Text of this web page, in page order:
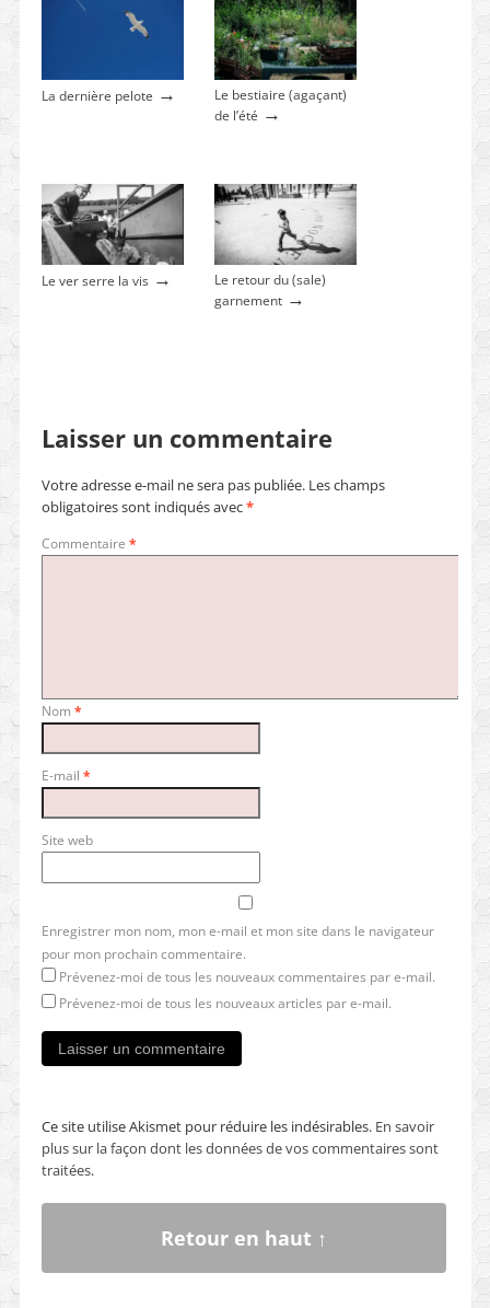
La dernière pelote →
Le bestiaire (agaçant)
de l’été →
Le ver serre la vis→
Le retour du (sale)
garnement→
Laisser un commentaire
Votre adresse e-mail ne sera pas publiée. Les champs
obligatoires sont indiqués avec*
Commentaire *
Nom *
E-mail *
Site web
Enregistrer mon nom, mon e-mail et mon site dans le navigateur
pour mon prochain commentaire.
Prévenez-moi de tous les nouveaux commentaires par e-mail.
Prévenez-moi de tous les nouveaux articles par e-mail.
Ce site utilise Akismet pour réduire les indésirables. En savoir
plus sur la façon dont les données de vos commentaires sont
traitées.
Retour en haut ↑